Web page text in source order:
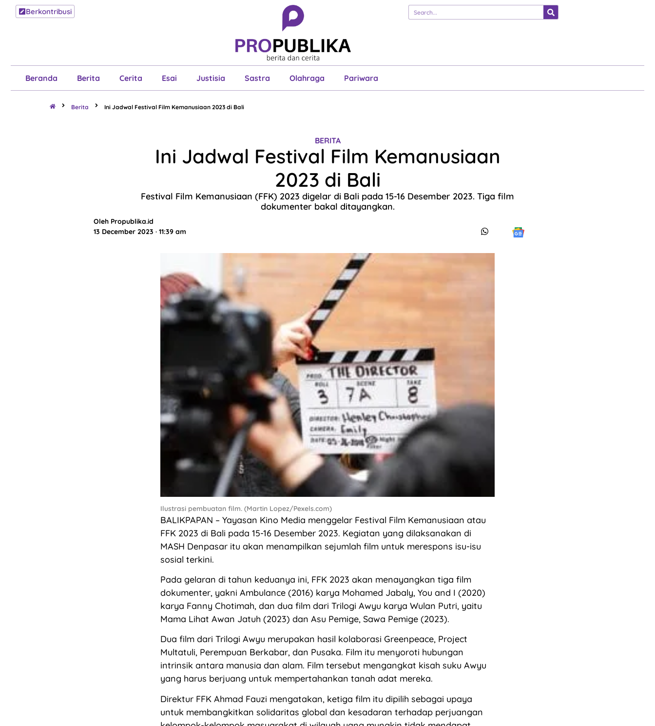
Berkontribusi
Beranda Berita Cerita Esai Justisia Sastra Olahraga Pariwara
Berita Cerita Esai Justisia
Pariwara
Berita Ini Jadwal Festival Film Kemanusiaan 2023 di Bali
BERITA
Ini Jadwal Festival Film Kemanusiaan
2023 di Bali
Festival Film Kemanusiaan (FFK) 2023 digelar di Bali pada 15-16 Desember 2023. Tiga film
dokumenter bakal ditayangkan.
Oleh Propublika.id
13 December 2023 · 11:39 am
Ilustrasi pembuatan film. (Martin Lopez/Pexels.com)
BALIKPAPAN – Yayasan Kino Media menggelar Festival Film Kemanusiaan atau
FFK 2023 di Bali pada 15-16 Desember 2023. Kegiatan yang dilaksanakan di
MASH Denpasar itu akan menampilkan sejumlah film untuk merespons isu-isu
sosial terkini.
Pada gelaran di tahun keduanya ini, FFK 2023 akan menayangkan tiga film
dokumenter, yakni Ambulance (2016) karya Mohamed Jabaly, You and I (2020)
karya Fanny Chotimah, dan dua film dari Trilogi Awyu karya Wulan Putri, yaitu
Mama Lihat Awan Jatuh (2023) dan Asu Pemige, Sawa Pemige (2023).
Dua film dari Trilogi Awyu merupakan hasil kolaborasi Greenpeace, Project
Multatuli, Perempuan Berkabar, dan Pusaka. Film itu menyoroti hubungan
intrinsik antara manusia dan alam. Film tersebut mengangkat kisah suku Awyu
yang harus berjuang untuk mempertahankan tanah adat mereka.
Direktur FFK Ahmad Fauzi mengatakan, ketiga film itu dipilih sebagai upaya
untuk membangkitkan solidaritas global dan kesadaran terhadap perjuangan